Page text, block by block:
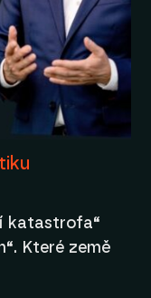
katastrofa“
Které země